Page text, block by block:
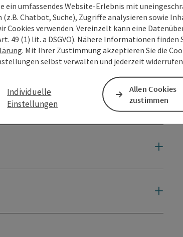
ein umfassendes Website-Erlebnis mit
Chatbot, Suche), Zugriffe analysieren sowie
Cookies verwenden. Vereinzelt kann eine
49 (1) lit. a DSGVO). Nähere Informationen finden
. Mit Ihrer Zustimmung akzeptieren Sie die
selbst verwalten und jederzeit
Individuelle
Einstellungen
Allen Cookies
zustimmen